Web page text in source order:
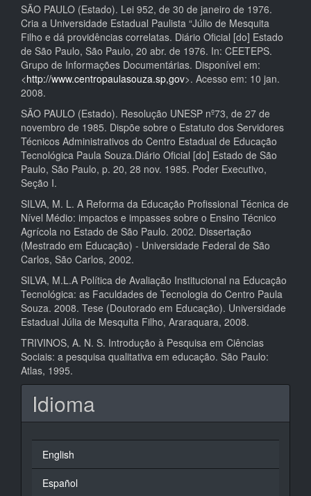
SÃO PAULO (Estado). Lei 952, de 30 de janeiro de 1976.
Cria a Universidade Estadual Paulista “Júlio de Mesquita
Filho e dá providências correlatas. Diário Oficial [do] Estado
de São Paulo, São Paulo, 20 abr. de 1976. In: CEETEPS.
Grupo de Informações Documentárias. Disponível em:
<http://www.centropaulasouza.sp,gov>. Acesso em: 10 jan.
2008.
SÃO PAULO (Estado). Resolução UNESP nº73, de 27 de
novembro de 1985. Dispõe sobre o Estatuto dos Servidores
Técnicos Administrativos do Centro Estadual de Educação
Tecnológica Paula Souza.Diário Oficial [do] Estado de São
Paulo, São Paulo, p. 20, 28 nov. 1985. Poder Executivo,
Seção I.
SILVA, M. L. A Reforma da Educação Profissional Técnica de
Nível Médio: impactos e impasses sobre o Ensino Técnico
Agrícola no Estado de São Paulo. 2002. Dissertação
(Mestrado em Educação) - Universidade Federal de São
Carlos, São Carlos, 2002.
SILVA, M.L.A Política de Avaliação Institucional na Educação
Tecnológica: as Faculdades de Tecnologia do Centro Paula
Souza. 2008. Tese (Doutorado em Educação). Universidade
Estadual Júlia de Mesquita Filho, Araraquara, 2008.
TRIVINOS, A. N. S. Introdução à Pesquisa em Ciências
Sociais: a pesquisa qualitativa em educação. São Paulo:
Atlas, 1995.
Idioma
English
Español